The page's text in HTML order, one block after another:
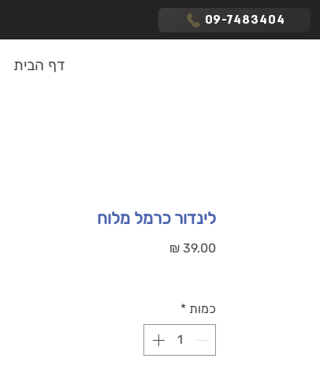
דף הבית
09-7483404
לינדור כרמל מלוח
כמות *